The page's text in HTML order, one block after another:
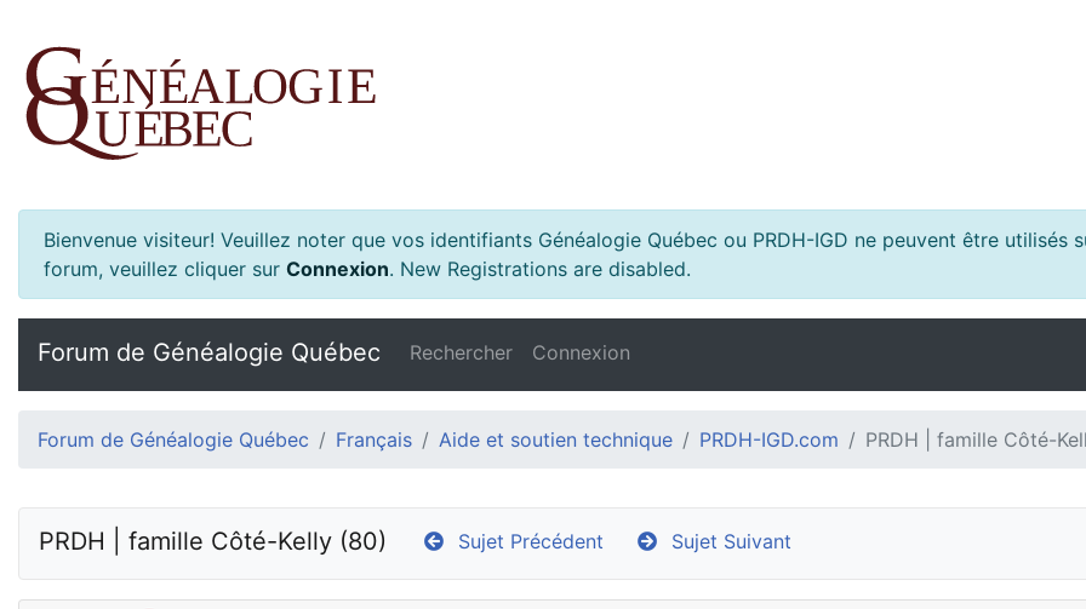
Bienvenue visiteur! Veuillez noter que vos identifiants Généalogie Québec ou PRDH-IGD ne peuvent être
forum, veuillez cliquer sur Connexion. New Registrations are disabled.
Forum de Généalogie Québec Rechercher Connexion
Forum de Généalogie Québec Français Aide et soutien technique PRDH-IGD.com PRDH | famille Côté-
PRDH | famille Côté-Kelly (80) Sujet Précédent Sujet Suivant